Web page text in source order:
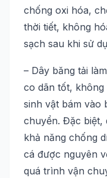
chống oxi hóa,
thời tiết, không
sạch sau khi sử
– Dây băng tải
co dãn tốt,
sinh vật bám vào
chuyển. Đặc biệt,
khả năng chống
cá được nguyên
quá trình vận